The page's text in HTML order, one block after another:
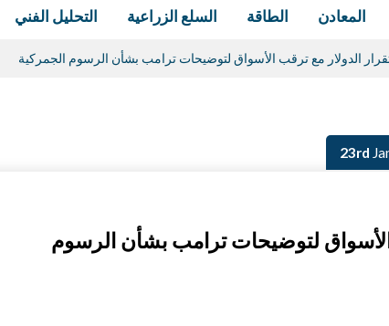
المعادن الطاقة السلع الزراعية التحليل الفني
الدولار مع ترقب الأسواق لتوضيحات ترامب بشأن الرسوم الجمركية
الأسواق لتوضيحات ترامب بشأن الرسوم
23rd